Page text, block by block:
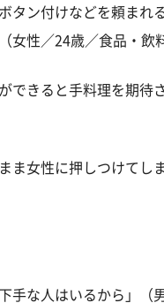
タン付けなどを頼まれ
女性／24歳／食品・飲
できると手料理を期待
ま女性に押しつけてし
手な人はいるから」（